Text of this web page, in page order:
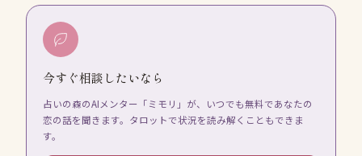
今すぐ相談したいなら
占いの森のAIメンター「ミモリ」が、いつでも無料であなたの
恋の話を聞きます。タロットで状況を読み解くこともできま
す。